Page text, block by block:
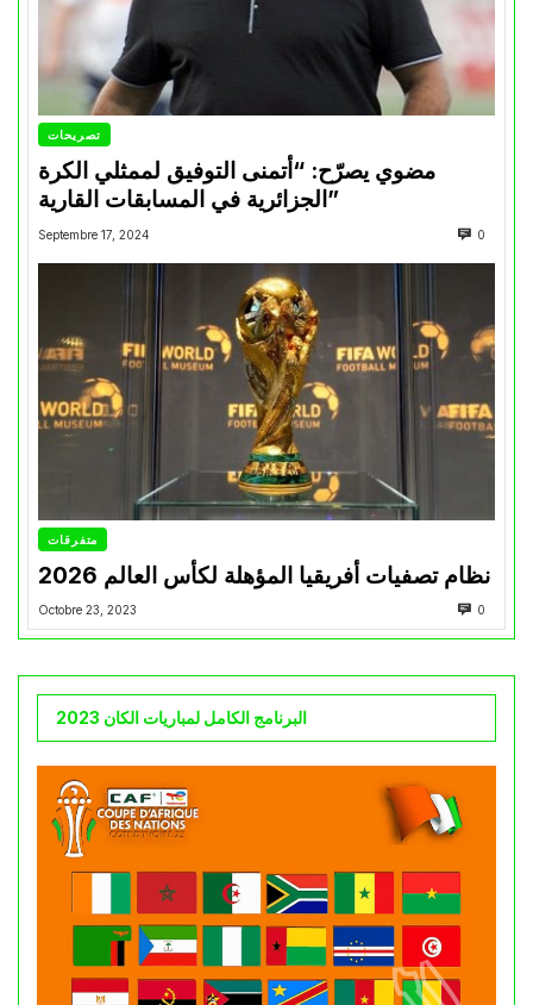
تصريحات
مضوي يصرّح: “أتمنى التوفيق لممثلي الكرة
الجزائرية في المسابقات القارية”
Septembre 17, 2024 0
متفرقات
نظام تصفيات أفريقيا المؤهلة لكأس العالم 2026
Octobre 23, 2023 0
البرنامج الكامل لمباريات الكان 2023